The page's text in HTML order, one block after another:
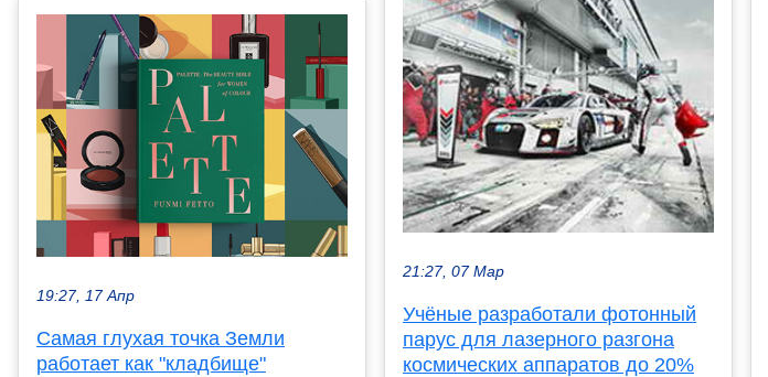
19:27, 17 Апр
Самая глухая точка Земли
работает как "кладбище"
21:27, 07 Мар
Учёные разработали фотонный
парус для лазерного разгона
космических аппаратов до 20%